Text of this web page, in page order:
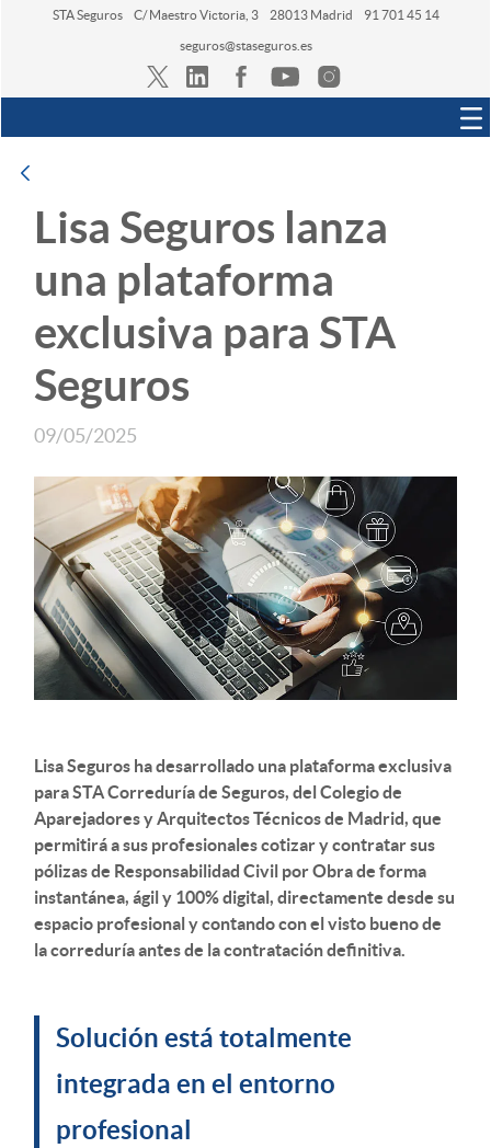
STA Seguros C/ Maestro Victoria, 3 28013 Madrid 91 701 45 14
seguros@staseguros.es
Navegación
Lisa Seguros lanza
una plataforma
exclusiva para STA
Seguros
09/05/2025
Lisa Seguros ha desarrollado una plataforma exclusiva
para STA Correduría de Seguros, del Colegio de
Aparejadores y Arquitectos Técnicos de Madrid, que
permitirá a sus profesionales cotizar y contratar sus
pólizas de Responsabilidad Civil por Obra de forma
instantánea, ágil y 100% digital, directamente desde su
espacio profesional y contando con el visto bueno de
la correduría antes de la contratación definitiva.
Solución está totalmente
integrada en el entorno
profesional